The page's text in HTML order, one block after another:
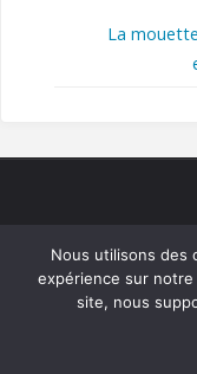
La
Nous utilisons des
expérience sur
site, nous